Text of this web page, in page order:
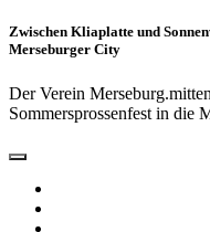
Zwischen Kliaplatte und
Merseburger City
Der Verein
Sommersprossenfest in die